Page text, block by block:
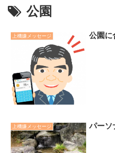
公園
上機嫌メッセージ 公園に
上機嫌メッセージ パーソ